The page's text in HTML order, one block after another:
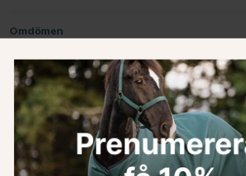
Omdömen
Du kanske även är intresserad av